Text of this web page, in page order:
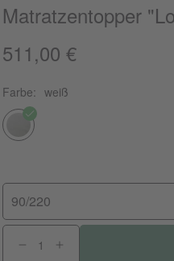
Matratzentopper
511,00 €
Farbe: weiß
90/220